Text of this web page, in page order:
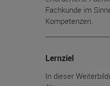
Fachkunde im
Kompetenzen.
Lernziel
In dieser